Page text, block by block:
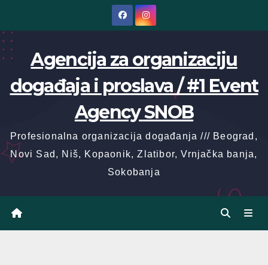
content
Agencija za organizaciju
događaja i proslava / #1 Event
Agency SNOB
Profesionalna organizacija događanja /// Beograd,
Novi Sad, Niš, Kopaonik, Zlatibor, Vrnjačka banja,
Sokobanja